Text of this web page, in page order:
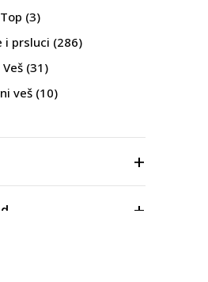
(3)
i prsluci (286)
(31)
veš (10)